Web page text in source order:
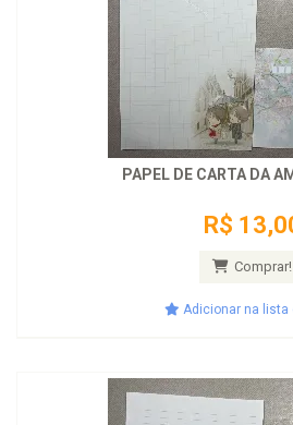
PAPEL DE CARTA DA
R$
Comprar!
Adicionar na lista